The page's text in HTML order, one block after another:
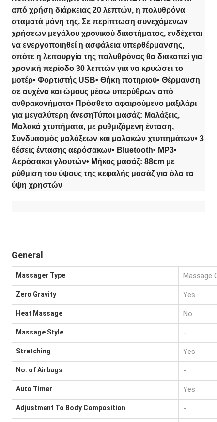
από χρήση διάρκειας 20 λεπτών, η πολυθρόνα
σταματά μόνη της. Σε περίπτωση συνεχόμενων
χρήσεων μεγάλου χρονικού διαστήματος, ενδέχεται
να ενεργοποιηθεί η ασφάλεια υπερθέρμανσης,
οπότε η λειτουργία της πολυθρόνας θα διακοπεί για
χρονική περίοδο 30 λεπτών για να κρυώσει το
μοτέρ• Φορτιστής USB• Θήκη ποτηριού• Θέρμανση
σε αυχένα και ώμους μέσω υπερύθρων από
ανθρακονήματα• Πρόσθετο αφαιρούμενο μαξιλάρι
για μεγαλύτερη άνεσηΤύποι μασάζ: Μαλάξεις,
Μαλακά χτυπήματα, με ρυθμιζόμενη ένταση,
Συνδυασμός μαλάξεων και μαλακών χτυπημάτων• 3
θέσεις έντασης αερόσακων• Bluetooth• ΜΡ3•
Αερόσακοι γλουτών• Μήκος μασάζ: 88cm με
ρύθμιση του ύψους της κεφαλής μασάζ για όλα τα
ύψη χρηστών
General
Massager Type Massage
Zero Gravity Yes
Heat Massage No
Massage Style -
Stretching Yes
No. of Airbags -
Auto Timer Yes
Adjustment To Body Composition -